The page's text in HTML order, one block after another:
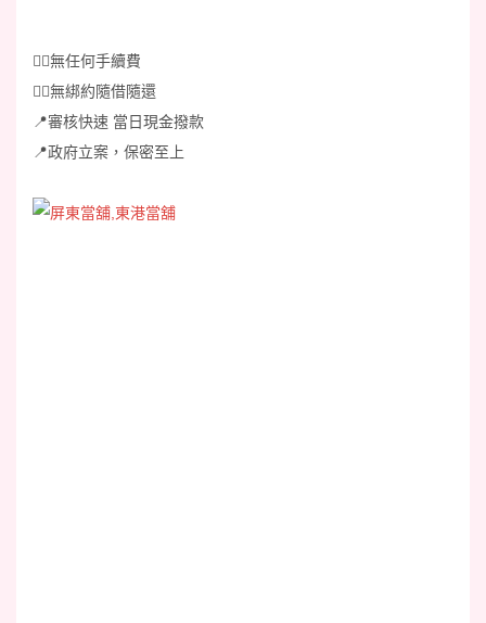
👉🏻無任何手續費
👉🏻無綁約隨借隨還
📍審核快速 當日現金撥款
📍政府立案，保密至上